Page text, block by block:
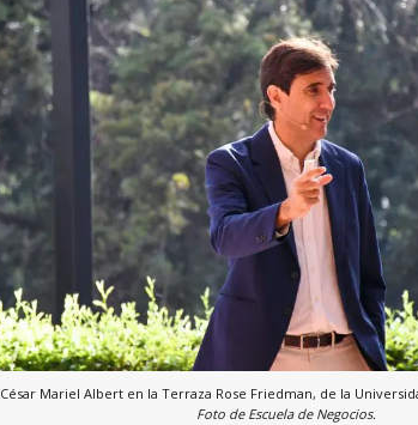
César Mariel Albert en la Terraza Rose Friedman, de la
Foto de Escuela de Negocios.